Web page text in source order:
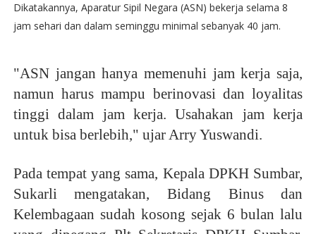
Dikatakannya, Aparatur Sipil Negara (ASN) bekerja selama 8
jam sehari dan dalam seminggu minimal sebanyak 40 jam.
"ASN jangan hanya memenuhi jam kerja saja,
namun harus mampu berinovasi dan loyalitas
tinggi dalam jam kerja. Usahakan jam kerja
untuk bisa berlebih," ujar Arry Yuswandi.
Pada tempat yang sama, Kepala DPKH Sumbar,
Sukarli mengatakan, Bidang Binus dan
Kelembagaan sudah kosong sejak 6 bulan lalu